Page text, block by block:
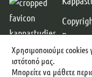
Χρησιμοποιούμε cookies
ιστότοπό μας.
Μπορείτε να μάθετε